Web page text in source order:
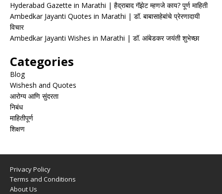
Hyderabad Gazette in Marathi | हैद्राबाद गॅझेट म्हणजे काय? पूर्ण माहिती
Ambedkar Jayanti Quotes in Marathi | डॉ. बाबासाहेबांचे प्रेरणादायी
विचार
Ambedkar Jayanti Wishes in Marathi | डॉ. आंबेडकर जयंती शुभेच्छा
Categories
Blog
Wishesh and Quotes
आरोग्य आणि सुंदरता
निबंध
माहितीपूर्ण
शिक्षण
Privacy Policy
Terms and Conditions
About Us